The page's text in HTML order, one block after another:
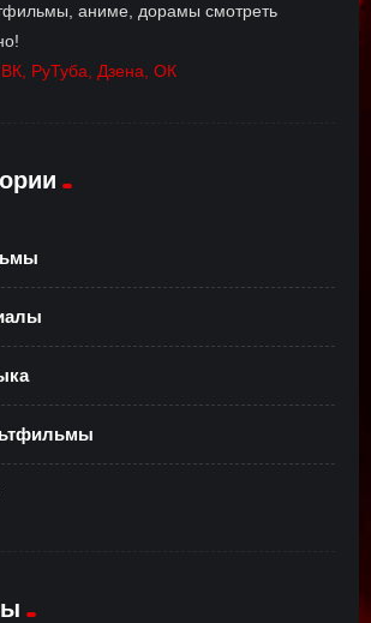
аниме, дорамы смотреть
ВК, РуТуба, Дзена, ОК